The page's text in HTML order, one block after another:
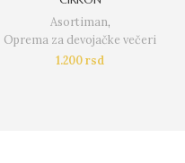
Asortiman,
Oprema za devojačke večeri
1.200rsd